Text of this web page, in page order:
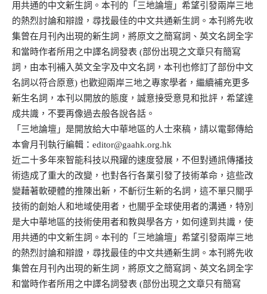
用共通的中文新生詞。本刊的「三地論壇」希望引發兩岸三地
的熱烈討論和辯證，尋找最佳的中文共通新生詞。本刊將先收
集曾在月刊內出現的新生詞，將原文之簡寫詞、英文名詞全字
和當時作者所用之中譯名詞發表 (部份出現之文章只有簡寫
詞，由本刊補入英文全字及中文名詞，本刊也修訂了部份中文
名詞以符合原意) 也歡迎兩岸三地之專家學者，繼續補充更多
新生名詞，本刊以開放的態度，誠意接受意見和批評，希望達
成共識，不要再像過去般各說各話。
「三地論壇」是開放給大中華地區的人士來稿，請以電郵傳給
本會月刊執行編輯：editor@gaahk.org.hk
近二十多年來智能科技以飛躍的速度發展，不但對通訊傳播技
術造成了重大的改變，也對各行各業引發了技術革命，這些改
變藉著軟硬體的推陳出新，不齗衍生新的名詞，這不單只關乎
技術的創始人和地域使用者，也關乎全球使用者的溝通，特別
是大中華地區的技術使用者和教與學各方，如何達到共識，使
用共通的中文新生詞。本刊的「三地論壇」希望引發兩岸三地
的熱烈討論和辯證，尋找最佳的中文共通新生詞。本刊將先收
集曾在月刊內出現的新生詞，將原文之簡寫詞、英文名詞全字
和當時作者所用之中譯名詞發表 (部份出現之文章只有簡寫